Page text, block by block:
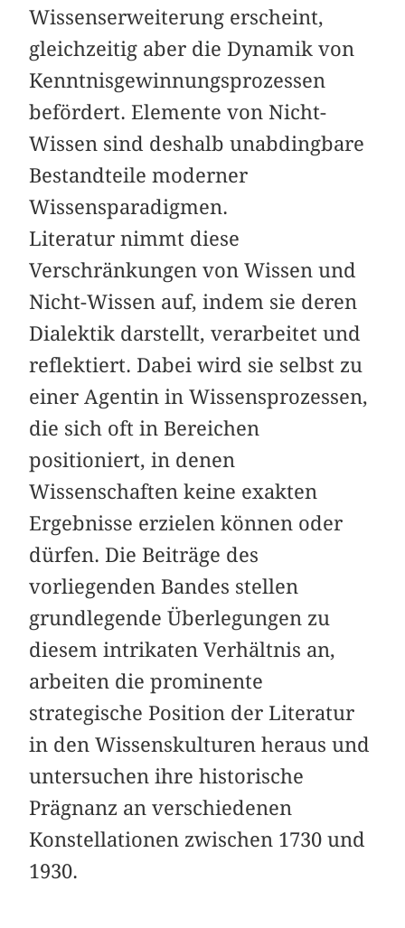
Wissenserweiterung erscheint,
gleichzeitig aber die Dynamik von
Kenntnisgewinnungsprozessen
befördert. Elemente von Nicht-
Wissen sind deshalb unabdingbare
Bestandteile moderner
Wissensparadigmen.
Literatur nimmt diese
Verschränkungen von Wissen und
Nicht-Wissen auf, indem sie deren
Dialektik darstellt, verarbeitet und
reflektiert. Dabei wird sie selbst zu
einer Agentin in Wissensprozessen,
die sich oft in Bereichen
positioniert, in denen
Wissenschaften keine exakten
Ergebnisse erzielen können oder
dürfen. Die Beiträge des
vorliegenden Bandes stellen
grundlegende Überlegungen zu
diesem intrikaten Verhältnis an,
arbeiten die prominente
strategische Position der Literatur
in den Wissenskulturen heraus und
untersuchen ihre historische
Prägnanz an verschiedenen
Konstellationen zwischen 1730 und
1930.